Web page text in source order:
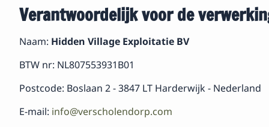
Verantwoordelijk voor de
Naam: Hidden Village Exploitatie BV
BTW nr: NL807553931B01
Postcode: Boslaan 2 - 3847 LT Harderwijk - Nederland
E-mail: info@verscholendorp.com